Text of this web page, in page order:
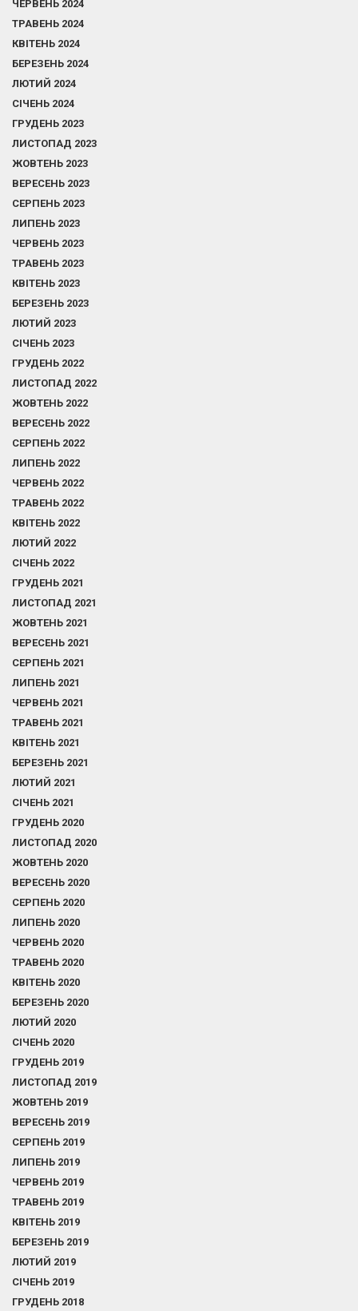
ЧЕРВЕНЬ 2024
ТРАВЕНЬ 2024
КВІТЕНЬ 2024
БЕРЕЗЕНЬ 2024
ЛЮТИЙ 2024
СІЧЕНЬ 2024
ГРУДЕНЬ 2023
ЛИСТОПАД 2023
ЖОВТЕНЬ 2023
ВЕРЕСЕНЬ 2023
СЕРПЕНЬ 2023
ЛИПЕНЬ 2023
ЧЕРВЕНЬ 2023
ТРАВЕНЬ 2023
КВІТЕНЬ 2023
БЕРЕЗЕНЬ 2023
ЛЮТИЙ 2023
СІЧЕНЬ 2023
ГРУДЕНЬ 2022
ЛИСТОПАД 2022
ЖОВТЕНЬ 2022
ВЕРЕСЕНЬ 2022
СЕРПЕНЬ 2022
ЛИПЕНЬ 2022
ЧЕРВЕНЬ 2022
ТРАВЕНЬ 2022
КВІТЕНЬ 2022
ЛЮТИЙ 2022
СІЧЕНЬ 2022
ГРУДЕНЬ 2021
ЛИСТОПАД 2021
ЖОВТЕНЬ 2021
ВЕРЕСЕНЬ 2021
СЕРПЕНЬ 2021
ЛИПЕНЬ 2021
ЧЕРВЕНЬ 2021
ТРАВЕНЬ 2021
КВІТЕНЬ 2021
БЕРЕЗЕНЬ 2021
ЛЮТИЙ 2021
СІЧЕНЬ 2021
ГРУДЕНЬ 2020
ЛИСТОПАД 2020
ЖОВТЕНЬ 2020
ВЕРЕСЕНЬ 2020
СЕРПЕНЬ 2020
ЛИПЕНЬ 2020
ЧЕРВЕНЬ 2020
ТРАВЕНЬ 2020
КВІТЕНЬ 2020
БЕРЕЗЕНЬ 2020
ЛЮТИЙ 2020
СІЧЕНЬ 2020
ГРУДЕНЬ 2019
ЛИСТОПАД 2019
ЖОВТЕНЬ 2019
ВЕРЕСЕНЬ 2019
СЕРПЕНЬ 2019
ЛИПЕНЬ 2019
ЧЕРВЕНЬ 2019
ТРАВЕНЬ 2019
КВІТЕНЬ 2019
БЕРЕЗЕНЬ 2019
ЛЮТИЙ 2019
СІЧЕНЬ 2019
ГРУДЕНЬ 2018